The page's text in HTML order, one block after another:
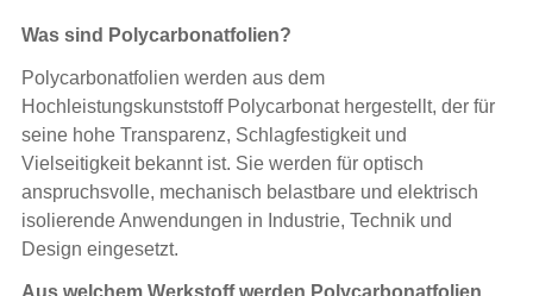
Was sind Polycarbonatfolien?
Polycarbonatfolien werden aus dem
Hochleistungskunststoff Polycarbonat hergestellt, der für
seine hohe Transparenz, Schlagfestigkeit und
Vielseitigkeit bekannt ist. Sie werden für optisch
anspruchsvolle, mechanisch belastbare und elektrisch
isolierende Anwendungen in Industrie, Technik und
Design eingesetzt.
Aus welchem Werkstoff werden Polycarbonatfolien